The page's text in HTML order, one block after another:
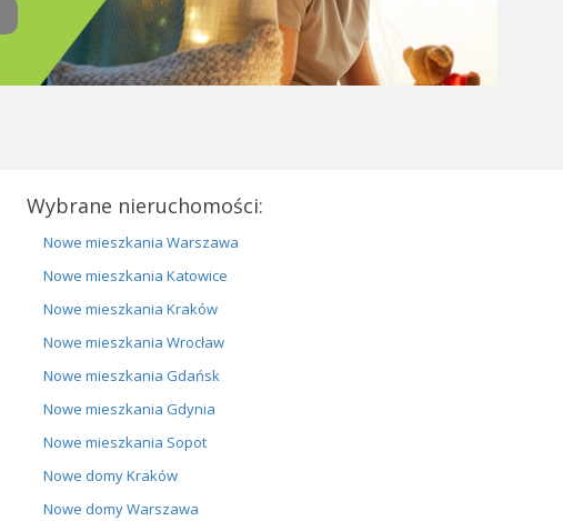
Wybrane nieruchomości:
Nowe mieszkania Warszawa
Nowe mieszkania Katowice
Nowe mieszkania Kraków
Nowe mieszkania Wrocław
Nowe mieszkania Gdańsk
Nowe mieszkania Gdynia
Nowe mieszkania Sopot
Nowe domy Kraków
Nowe domy Warszawa